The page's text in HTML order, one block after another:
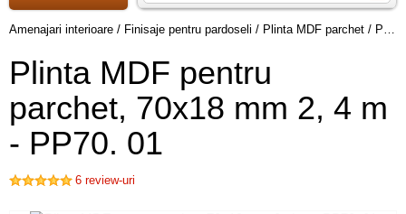
Amenajari interioare / Finisaje pentru pardoseli / Plinta MDF parchet / Plinta MDF pentru parchet, 70x18 mm 2, 4 m - PP70. 01
Plinta MDF pentru
parchet, 70x18 mm 2, 4 m
- PP70. 01
6 review-uri